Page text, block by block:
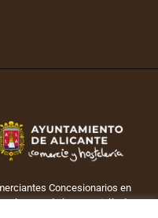
Concesionarios en
el apoyo de la Concejalía de